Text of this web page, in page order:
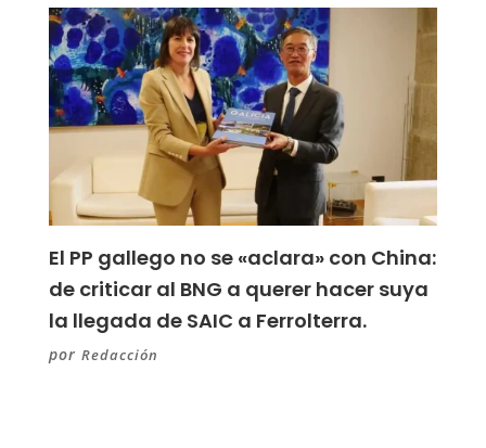
El PP gallego no se «aclara» con China:
de criticar al BNG a querer hacer suya
la llegada de SAIC a Ferrolterra.
por Redacción